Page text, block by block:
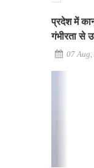
प्रदेश में
गंभीरता से
07